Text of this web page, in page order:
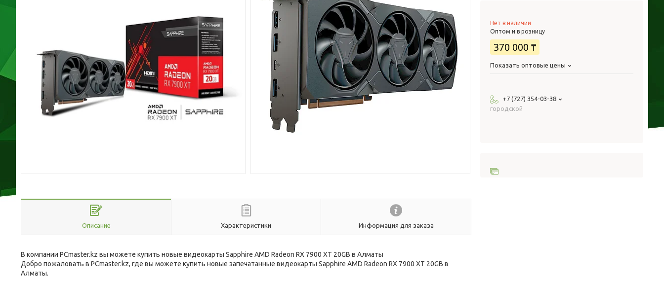
Описание Характеристики Информация для заказа
В компании PCmaster.kz вы можете купить новые видеокарты Sapphire AMD Radeon RX 7900 XT 20GB в Алматы
Добро пожаловать в PCmaster.kz, где вы можете купить новые запечатанные видеокарты Sapphire AMD Radeon RX 7900 XT 20GB в
Алматы.
Нет в наличии
Оптом и в розницу
370 000 ₸
Показать оптовые цены
+7 (727) 354-03-38
городской